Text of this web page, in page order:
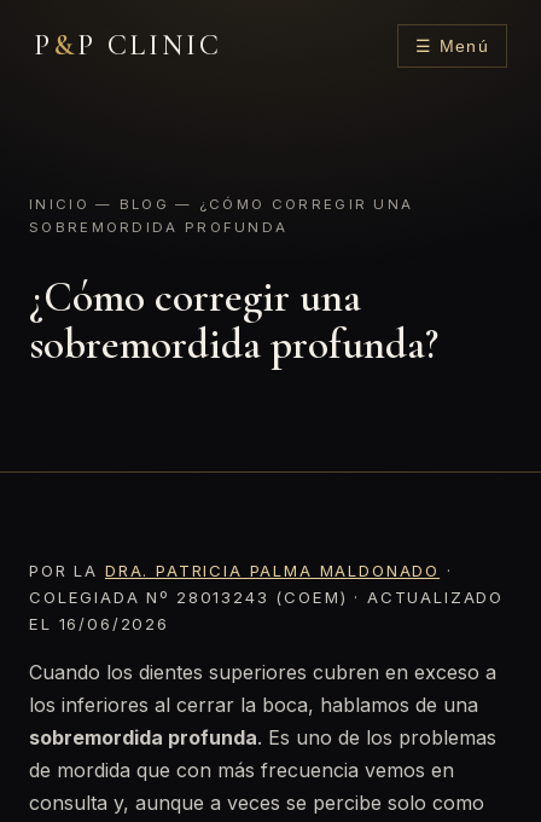
P &P CLINIC ☰ Menú
INICIO — BLOG — ¿CÓMO CORREGIR UNA
SOBREMORDIDA PROFUNDA
¿Cómo corregir una
sobremordida profunda?
POR LA DRA. PATRICIA PALMA MALDONADO
·
COLEGIADA Nº 28013243 (COEM) · ACTUALIZADO
EL 16/06/2026
Cuando los dientes superiores cubren en exceso a
los inferiores al cerrar la boca, hablamos de una
sobremordida profunda. Es uno de los problemas
de mordida que con más frecuencia vemos en
consulta y, aunque a veces se percibe solo como